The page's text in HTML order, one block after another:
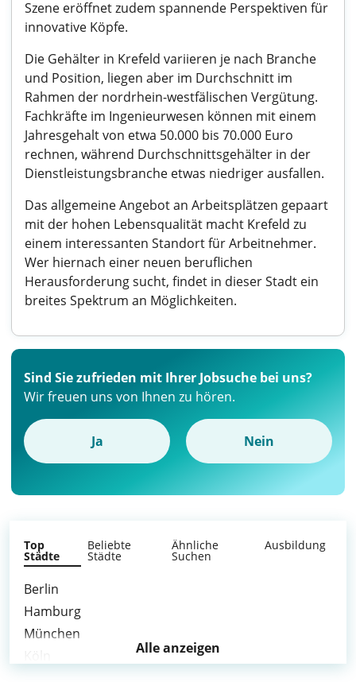
Szene eröffnet zudem spannende Perspektiven für
innovative Köpfe.
Die Gehälter in Krefeld variieren je nach Branche
und Position, liegen aber im Durchschnitt im
Rahmen der nordrhein-westfälischen Vergütung.
Fachkräfte im Ingenieurwesen können mit einem
Jahresgehalt von etwa 50.000 bis 70.000 Euro
rechnen, während Durchschnittsgehälter in der
Dienstleistungsbranche etwas niedriger ausfallen.
Das allgemeine Angebot an Arbeitsplätzen gepaart
mit der hohen Lebensqualität macht Krefeld zu
einem interessanten Standort für Arbeitnehmer.
Wer hiernach einer neuen beruflichen
Herausforderung sucht, findet in dieser Stadt ein
breites Spektrum an Möglichkeiten.
Sind Sie zufrieden mit Ihrer Jobsuche bei uns?
Wir freuen uns von Ihnen zu hören.
Ja Nein
Top
Städte
Beliebte
Städte
Ähnliche
Suchen
Ausbildung
Berlin
Hamburg
München
Alle anzeigen